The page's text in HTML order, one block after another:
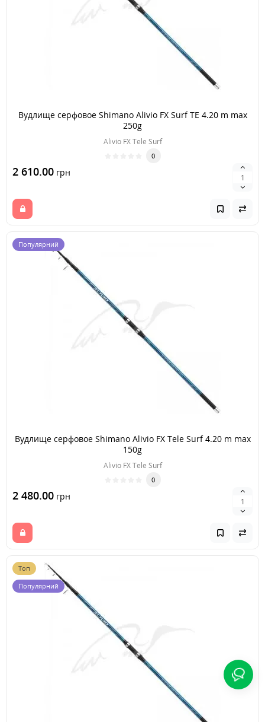
Вудлище серфовое Shimano Alivio FX Surf TE 4.20 m max
250g
Alivio FX Tele Surf
0
2 610.00 грн
Популярний
Вудлище серфовое Shimano Alivio FX Tele Surf 4.20 m max
150g
Alivio FX Tele Surf
0
2 480.00 грн
Топ
Популярний